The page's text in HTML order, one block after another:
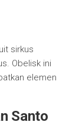
sirkus
Obelisk ini
elemen
Santo